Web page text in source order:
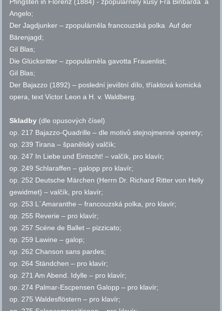
Pfingsten in Florenz (1884) - zpopulárněly kusy Fra Binbarda a
Angelo;
Der Jagdjunker – zpopulárněla francouzská polka Auf der
Bärenjagd;
Gil Blas;
Die Glücksritter – zpopulárněla gavotta Frauenlist;
Gil Blas;
Der Bajazzo (1892) – poslední jevištní dílo, tříaktová komická
opera, text Victor Leon a H. v. Waldberg.
Skladby (dle opusových čísel)
op. 217 Bajazzo-Quadrille – dle motivů stejnojmenné operety;
op. 239 Tirana – španělský valčík;
op. 247 In Liebe und Eintscht! – valčík, pro klavír;
op. 249 Schlaraffen – galopp pro klavír;
op. 252 Deutsche Märchen (Herrn Dr. Richard Ritter von Helly
gewidmet) – valčík, pro klavír;
op. 253 L´Amaranthe – francouzská polka, pro klavír;
op. 255 Reverie – pro klavír;
op. 257 Scéne de Ballet – pizzicato;
op. 259 Lawine – galop;
op. 262 Chanson sans pardes;
op. 264 Ständchen – pro klavír;
op. 271 Am Abend. Idylle – pro klavír;
op. 274 Palmar-Escpensen Galopp – pro klavír;
op. 275 Waldesflöstern – pro klavír;